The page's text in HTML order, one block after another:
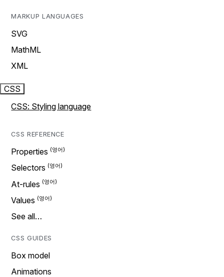
MARKUP LANGUAGES
SVG
MathML
XML
CSS
CSS: Styling language
CSS REFERENCE
Properties
Selectors
At-rules
Values
See all…
CSS GUIDES
Box model
Animations